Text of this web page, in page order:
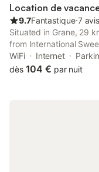
Location de
9.7Fantastique⋅7 avis
Situated in Grane, 29
from International
a garden and air
terrace, free private
WiFi Internet
dès 104 € par nuit